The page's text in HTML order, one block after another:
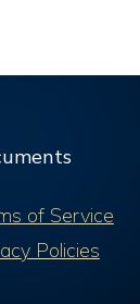
of Service
Policies